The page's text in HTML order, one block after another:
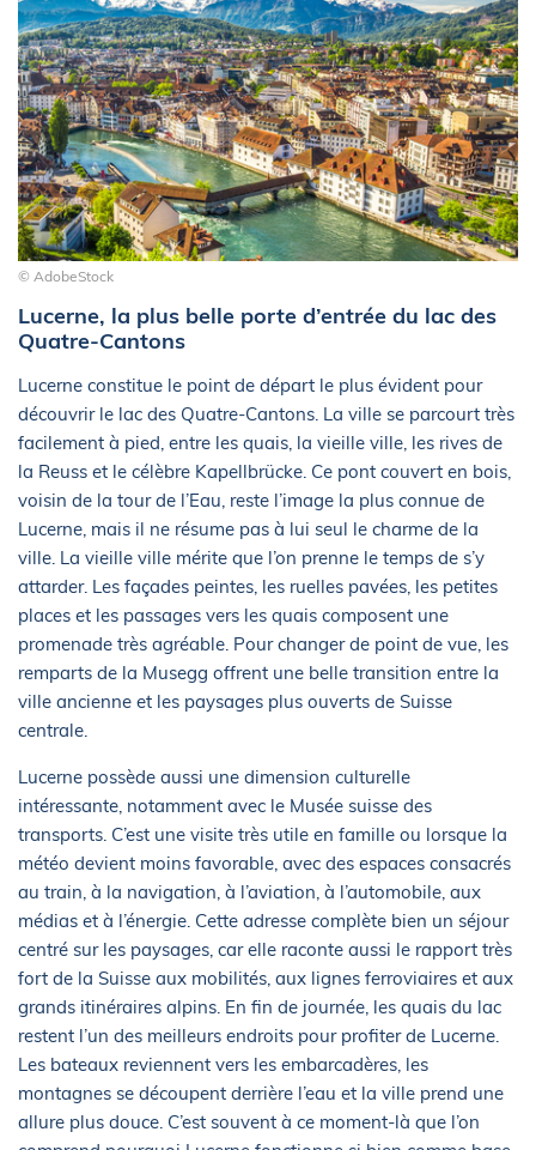
© AdobeStock
Lucerne, la plus belle porte d’entrée du lac des
Quatre-Cantons
Lucerne constitue le point de départ le plus évident pour
découvrir le lac des Quatre-Cantons. La ville se parcourt très
facilement à pied, entre les quais, la vieille ville, les rives de
la Reuss et le célèbre Kapellbrücke. Ce pont couvert en bois,
voisin de la tour de l’Eau, reste l’image la plus connue de
Lucerne, mais il ne résume pas à lui seul le charme de la
ville. La vieille ville mérite que l’on prenne le temps de s’y
attarder. Les façades peintes, les ruelles pavées, les petites
places et les passages vers les quais composent une
promenade très agréable. Pour changer de point de vue, les
remparts de la Musegg offrent une belle transition entre la
ville ancienne et les paysages plus ouverts de Suisse
centrale.
Lucerne possède aussi une dimension culturelle
intéressante, notamment avec le Musée suisse des
transports. C’est une visite très utile en famille ou lorsque la
météo devient moins favorable, avec des espaces consacrés
au train, à la navigation, à l’aviation, à l’automobile, aux
médias et à l’énergie. Cette adresse complète bien un séjour
centré sur les paysages, car elle raconte aussi le rapport très
fort de la Suisse aux mobilités, aux lignes ferroviaires et aux
grands itinéraires alpins. En fin de journée, les quais du lac
restent l’un des meilleurs endroits pour profiter de Lucerne.
Les bateaux reviennent vers les embarcadères, les
montagnes se découpent derrière l’eau et la ville prend une
allure plus douce. C’est souvent à ce moment-là que l’on